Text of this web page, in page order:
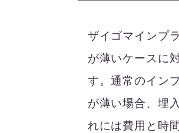
ザイゴマインプ
が薄いケースに
す。通常のイン
が薄い場合、埋
れには費用と時